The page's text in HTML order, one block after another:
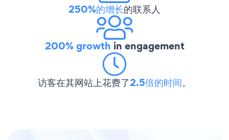
250%的增长的联系人
200% growth in engagement
访客在其网站上花费了2.5倍的时间。